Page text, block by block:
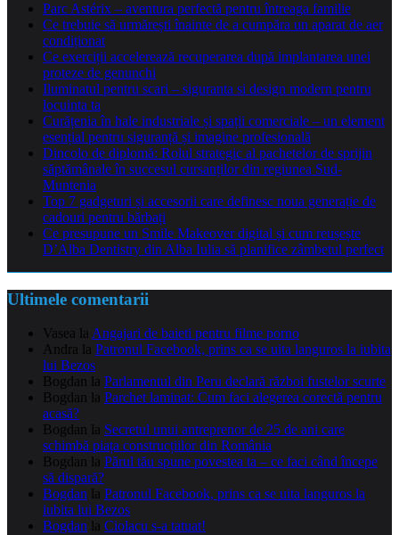
Parc Astérix – aventura perfectă pentru întreaga familie
Ce trebuie să urmărești înainte de a cumpăra un aparat de aer
condiționat
Ce exerciții accelerează recuperarea după implantarea unei
proteze de genunchi
Iluminatul pentru scari – siguranta si design modern pentru
locuinta ta
Curățenia în hale industriale și spații comerciale – un element
esențial pentru siguranță și imagine profesională
Dincolo de diplomă: Rolul strategic al pachetelor de sprijin
săptămânale în succesul cursanților din regiunea Sud-
Muntenia
Top 7 gadgeturi și accesorii care definesc noua generație de
cadouri pentru bărbați
Ce presupune un Smile Makeover digital și cum reușește
D’Alba Dentistry din Alba Iulia să planifice zâmbetul perfect
Ultimele comentarii
Vasea la Angajari de baieti pentru filme porno
Andra la Patronul Facebook, prins ca se uita languros la iubita
lui Bezos
Bogdan la Parlamentul din Peru declară război fustelor scurte
Bogdan la Parchet laminat: Cum faci alegerea corectă pentru
acasă?
Bogdan la Secretul unui antreprenor de 25 de ani care
schimbă piața construcțiilor din România
Bogdan la Părul tău spune povestea ta – ce faci când începe
să dispară?
Bogdan la Patronul Facebook, prins ca se uita languros la
iubita lui Bezos
Bogdan la Ciolacu s-a tatuat!